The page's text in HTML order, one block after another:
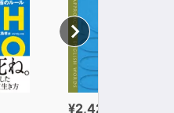
¥2,420